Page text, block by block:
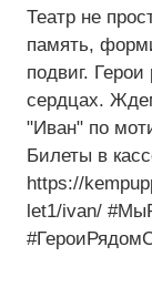
Театр не
память,
подвиг.
сердцах.
"Иван" по
Билеты в
https://
let1/ivan/